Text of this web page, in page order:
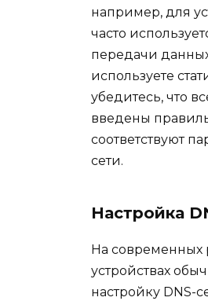
например, для
часто
передачи
используете
убедитесь, что
введены
соответствуют
сети.
Настройка
На современных
устройствах
настройку DNS-